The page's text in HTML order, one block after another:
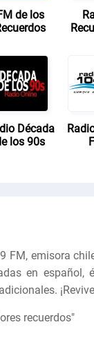
de los
Década
los 90s
FM, emisora
en español,
recuerdos"